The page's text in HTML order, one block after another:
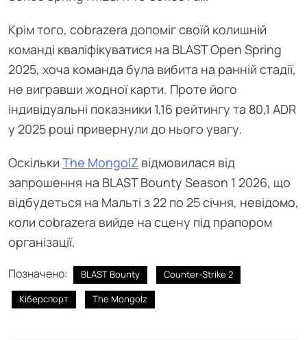
Крім того, cobrazera допоміг своїй колишній
команді кваліфікуватися на BLAST Open Spring
2025, хоча команда була вибита на ранній стадії,
не вигравши жодної карти. Проте його
індивідуальні показники 1,16 рейтингу та 80,1 ADR
у 2025 році привернули до нього увагу.
Оскільки The MongolZ відмовилася від
запрошення на BLAST Bounty Season 1 2026, що
відбудеться на Мальті з 22 по 25 січня, невідомо,
коли cobrazera вийде на сцену під прапором
організації.
Позначено: BLAST Bounty
Counter-Strike 2
Кіберспорт
The Mongolz